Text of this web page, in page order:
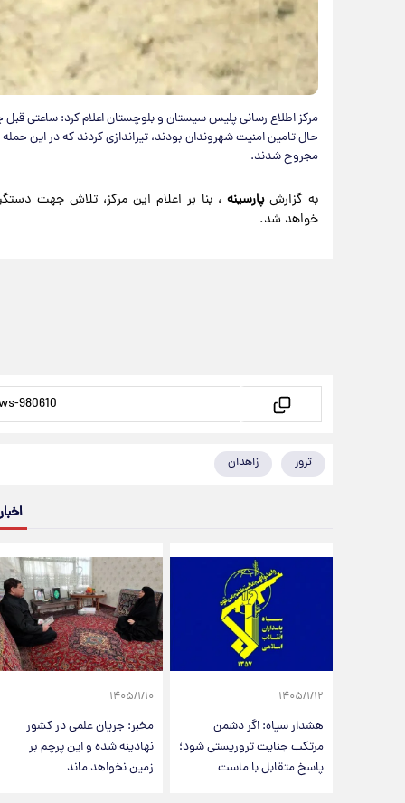
مجروح شدند.
به گزارشپارسینه، بنا بر اعلام این مرکز، تلاش جهت
خواهد شد.
ترور زاهدان
۱۴۰۵/۱/۱۲
هشدار سپاه: اگر دشمن
مرتکب جنایت تروریستی شود؛
پاسخ متقابل با ماست
۱۴۰۵/۱/۱۰
مخبر: جریان علمی در کشور
نهادینه شده و این پرچم بر
زمین نخواهد ماند